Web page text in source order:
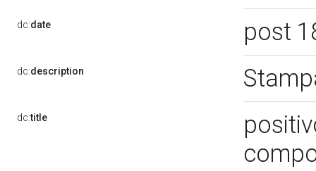
dc:date post
dc:description
dc:title